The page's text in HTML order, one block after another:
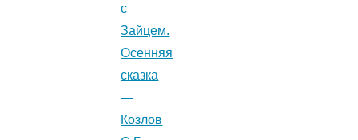
с
Зайцем.
Осенняя
сказка
—
Козлов